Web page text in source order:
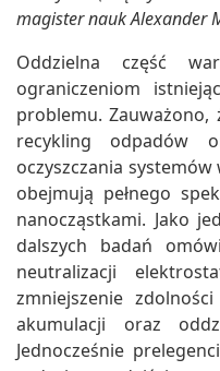
magister nauk Alexander
Oddzielna część
ograniczeniom
problemu.
recykling odpadów
oczyszczania
obejmują pełnego
nanocząstkami. Jako
dalszych badań
neutralizacji
zmniejszenie
akumulacji oraz
Jednocześnie